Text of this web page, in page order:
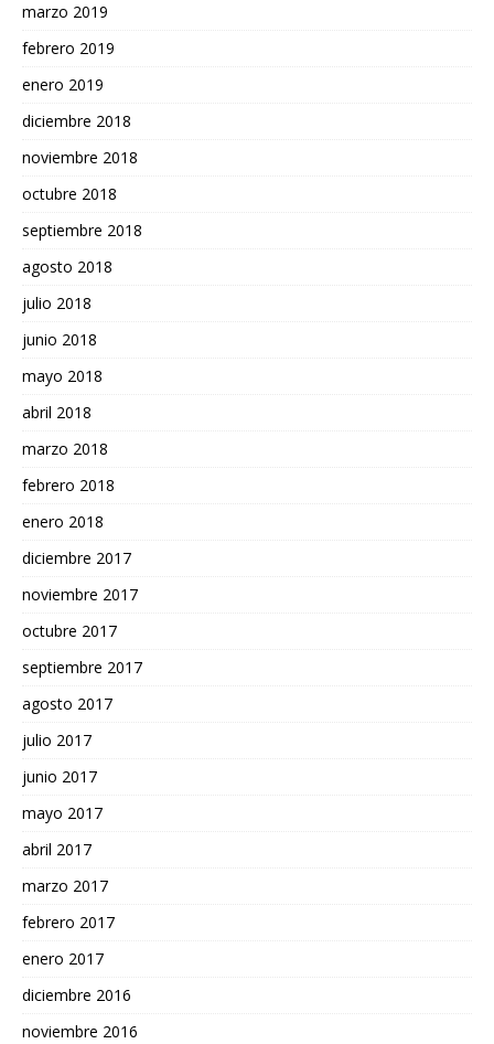
marzo 2019
febrero 2019
enero 2019
diciembre 2018
noviembre 2018
octubre 2018
septiembre 2018
agosto 2018
julio 2018
junio 2018
mayo 2018
abril 2018
marzo 2018
febrero 2018
enero 2018
diciembre 2017
noviembre 2017
octubre 2017
septiembre 2017
agosto 2017
julio 2017
junio 2017
mayo 2017
abril 2017
marzo 2017
febrero 2017
enero 2017
diciembre 2016
noviembre 2016